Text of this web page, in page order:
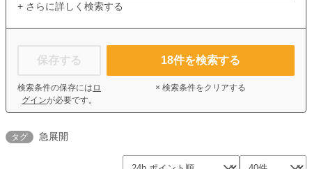
+ さらに詳しく検索する
保存する
検索条件の保存には ロ
グインが必要です。
18件を検索する
× 検索条件をクリアする
タグ 急展開